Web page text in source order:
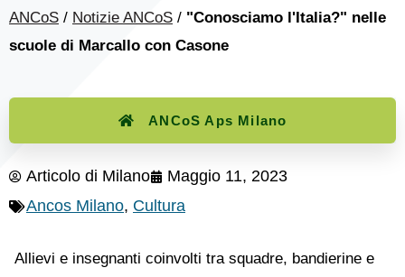
ANCoS / Notizie ANCoS / "Conosciamo l'Italia?" nelle
scuole di Marcallo con Casone
ANCoS Aps Milano
Articolo di Milano
Maggio 11, 2023
Ancos Milano, Cultura
Allievi e insegnanti coinvolti tra squadre, bandierine e